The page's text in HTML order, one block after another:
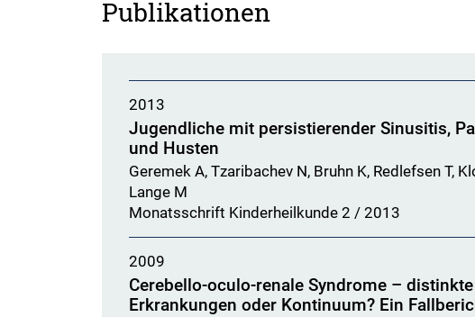
Publikationen
2013
Jugendliche mit persistierender Sinusitis,
und Husten
Geremek A, Tzaribachev N, Bruhn K, Redlefsen T,
Lange M
Monatsschrift Kinderheilkunde 2 / 2013
2009
Cerebello-oculo-renale Syndrome – distinkte
Erkrankungen oder Kontinuum? Ein